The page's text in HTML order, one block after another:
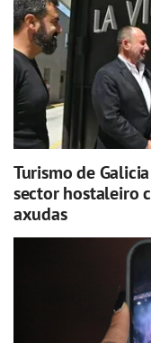
Turismo de
sector hostaleiro
axudas